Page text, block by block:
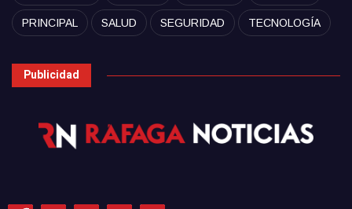
PRINCIPAL SALUD SEGURIDAD TECNOLOGÍA
Publicidad